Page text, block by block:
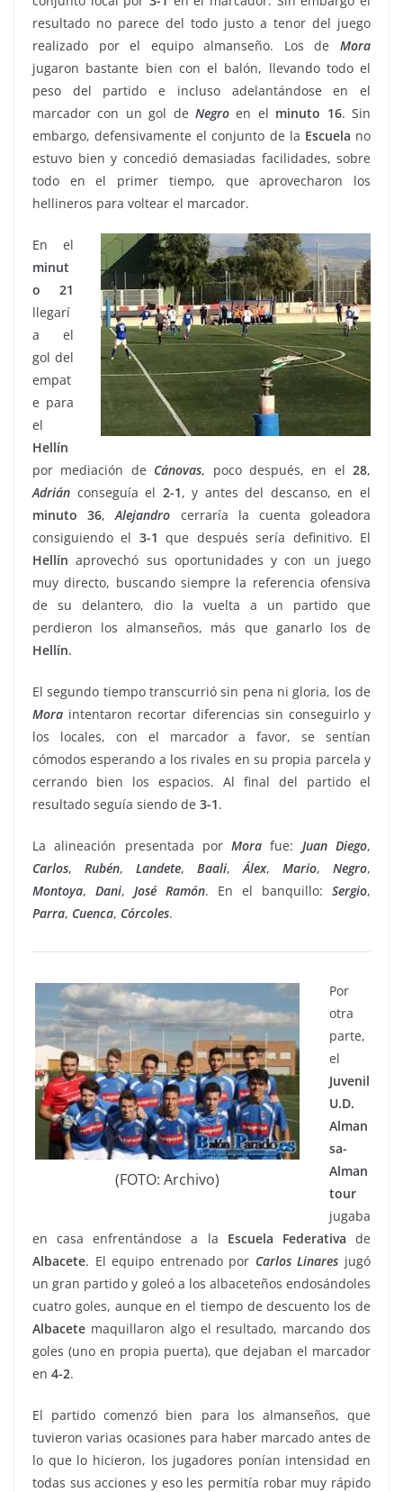
resultado no parece del todo justo a tenor del juego
realizado por el equipo almanseño. Los de Mora
jugaron bastante bien con el balón, llevando todo el
peso del partido e incluso adelantándose en el
marcador con un gol de Negro en el minuto 16. Sin
embargo, defensivamente el conjunto de la Escuela no
estuvo bien y concedió demasiadas facilidades, sobre
todo en el primer tiempo, que aprovecharon los
hellineros para voltear el marcador.
En el
minut
o 21
llegarí
a el
gol del
empat
e para
el
Hellín
por mediación de Cánovas, poco después, en el 28,
Adrián conseguía el 2-1, y antes del descanso, en el
minuto 36,Alejandro cerraría la cuenta goleadora
consiguiendo el 3-1 que después sería definitivo. El
Hellín aprovechó sus oportunidades y con un juego
muy directo, buscando siempre la referencia ofensiva
de su delantero, dio la vuelta a un partido que
perdieron los almanseños, más que ganarlo los de
Hellín.
El segundo tiempo transcurrió sin pena ni gloria, los de
Mora intentaron recortar diferencias sin conseguirlo y
los locales, con el marcador a favor, se sentían
cómodos esperando a los rivales en su propia parcela y
cerrando bien los espacios. Al final del partido el
resultado seguía siendo de 3-1.
La alineación presentada porMora fue: Juan Diego,
Carlos, Rubén, Landete, Baali,Álex, Mario, Negro,
Montoya, Dani, José Ramón. En el banquillo: Sergio,
Parra, Cuenca, Córcoles.
(FOTO: Archivo)
Por
otra
parte,
el
Juvenil
U.D.
Alman
sa-
Alman
tour
jugaba
en casa enfrentándose a la Escuela Federativa de
Albacete. El equipo entrenado por Carlos Linares jugó
un gran partido y goleó a los albaceteños endosándoles
cuatro goles, aunque en el tiempo de descuento los de
Albacete maquillaron algo el resultado, marcando dos
goles (uno en propia puerta), que dejaban el marcador
en 4-2.
El partido comenzó bien para los almanseños, que
tuvieron varias ocasiones para haber marcado antes de
lo que lo hicieron, los jugadores ponían intensidad en
todas sus acciones y eso les permitía robar muy rápido